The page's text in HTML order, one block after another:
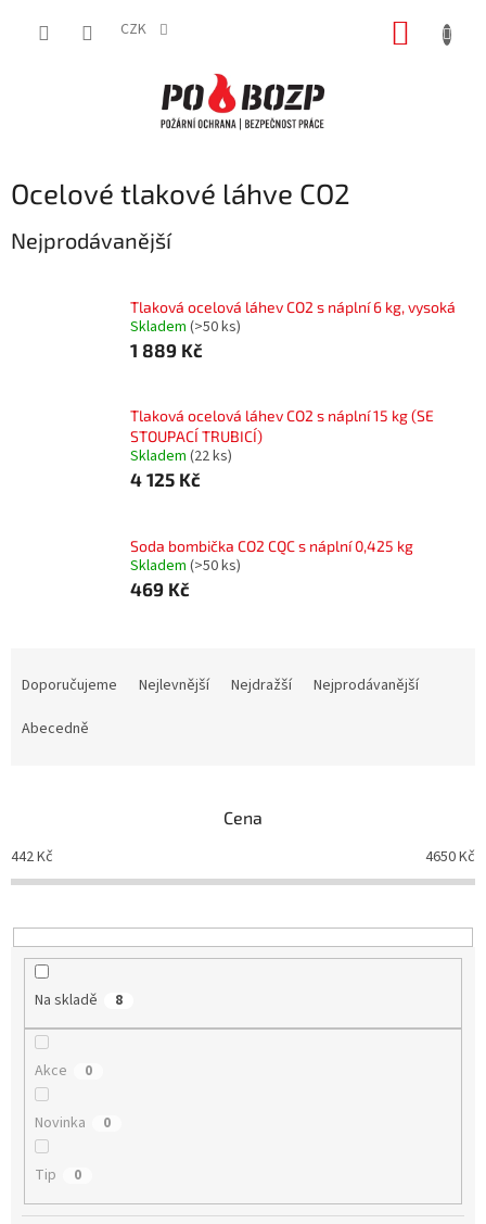
CZK
Ocelové tlakové láhve CO2
Nejprodávanější
Tlaková ocelová láhev CO2 s náplní 6 kg, vysoká
Skladem (>50 ks)
1 889 Kč
Tlaková ocelová láhev CO2 s náplní 15 kg (SE
STOUPACÍ TRUBICÍ)
Skladem (22 ks)
4 125 Kč
Soda bombička CO2 CQC s náplní 0,425 kg
Skladem (>50 ks)
469 Kč
o
d
k
t
Doporučujeme Nejlevnější Nejdražší
Nejprodávanější
Abecedně
Cena
442Kč 4650Kč
Na skladě 8
Akce 0
Novinka 0
Tip 0